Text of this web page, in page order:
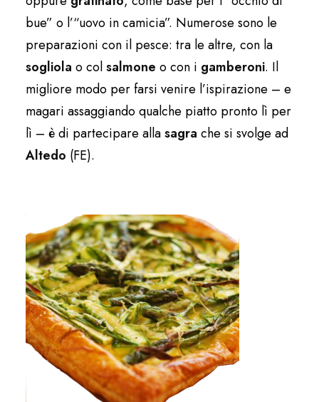
bue” o l’“uovo in camicia”. Numerose sono le
preparazioni con il pesce: tra le altre, con la
sogliola o colsalmone o con i gamberoni. Il
migliore modo per farsi venire l’ispirazione – e
magari assaggiando qualche piatto pronto lì per
lì – è di partecipare allasagra che si svolge ad
Altedo (FE).